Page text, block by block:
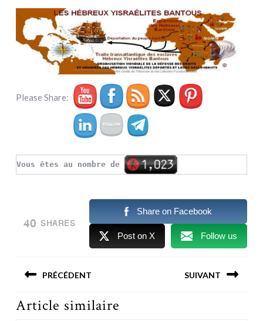
Please Share:
Vous êtes au nombre de
40 SHARES
Share on Facebook
Post on X Follow us
de
l’article
PRÉCÉDENT SUIVANT
Article similaire